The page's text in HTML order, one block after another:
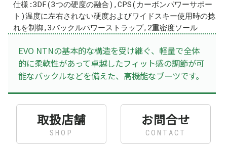
仕様:3DF(3つの硬度の融合),CPS(カーボンパワーサポー
ト)温度に左右されない硬度およびワイドスキー使用時の捻
れを制御,3バックルパワーストラップ,2重密度ソール
EVO NTNの基本的な構造を受け継ぐ、軽量で全体
的に柔軟性があって卓越したフィット感の調節が可
能なバックルなどを備えた、高機能なブーツです。
取扱店舗
SHOP
お問合せ
CONTACT